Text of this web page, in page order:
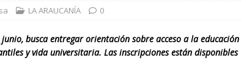
LA ARAUCANÍA 0
busca entregar orientación sobre acceso a la educación
y vida universitaria. Las inscripciones están disponibles